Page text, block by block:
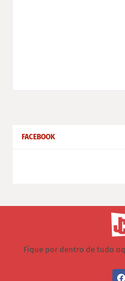
FACEBOOK
Fique por dentro de tudo